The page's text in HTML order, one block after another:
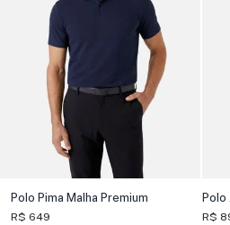
Polo Pima Malha Premium
R$ 649 R$